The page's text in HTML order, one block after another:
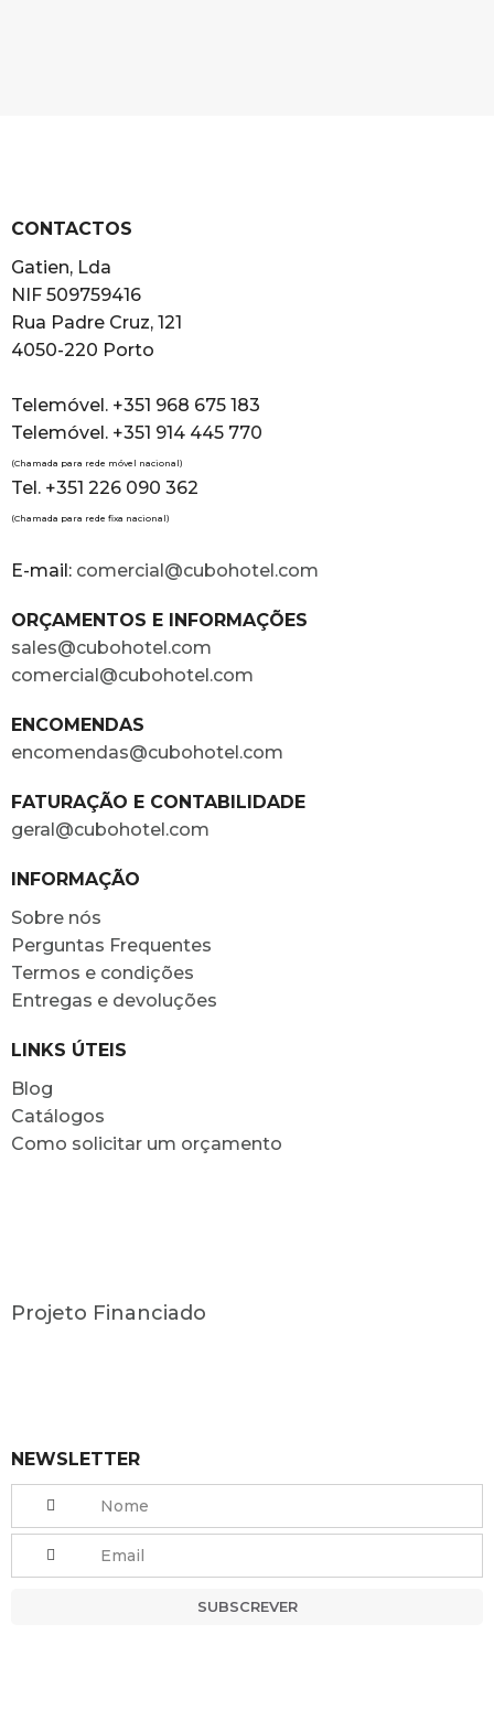
CONTACTOS
Gatien, Lda
NIF 509759416
Rua Padre Cruz, 121
4050-220 Porto
Telemóvel. +351 968 675 183
Telemóvel. +351 914 445 770
(Chamada para rede móvel nacional)
Tel. +351 226 090 362
(Chamada para rede fixa nacional)
E-mail: comercial@cubohotel.com
ORÇAMENTOS E INFORMAÇÕES
sales@cubohotel.com
comercial@cubohotel.com
ENCOMENDAS
encomendas@cubohotel.com
FATURAÇÃO E CONTABILIDADE
geral@cubohotel.com
INFORMAÇÃO
Sobre nós
Perguntas Frequentes
Termos e condições
Entregas e devoluções
LINKS ÚTEIS
Blog
Catálogos
Como solicitar um orçamento
Projeto Financiado
NEWSLETTER
SUBSCREVER